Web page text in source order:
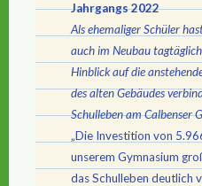
Jahrgangs 2022
Als ehemaliger Schüler
auch im Neubau
Hinblick auf die
des alten Gebäudes
Schulleben am Calbenser
„Die Investition von
unserem Gymnasium
das Schulleben deutlich